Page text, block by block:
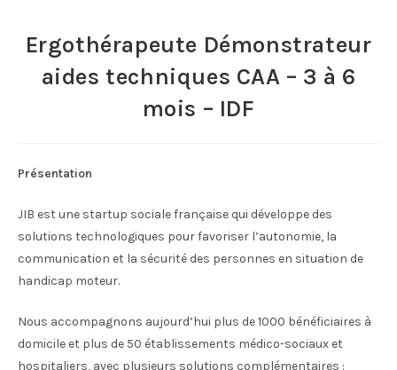
Ergothérapeute Démonstrateur
aides techniques CAA – 3 à 6
mois – IDF
Présentation
JIB est une startup sociale française qui développe des
solutions technologiques pour favoriser l’autonomie, la
communication et la sécurité des personnes en situation de
handicap moteur.
Nous accompagnons aujourd’hui plus de 1000 bénéficiaires à
domicile et plus de 50 établissements médico-sociaux et
hospitaliers, avec plusieurs solutions complémentaires :